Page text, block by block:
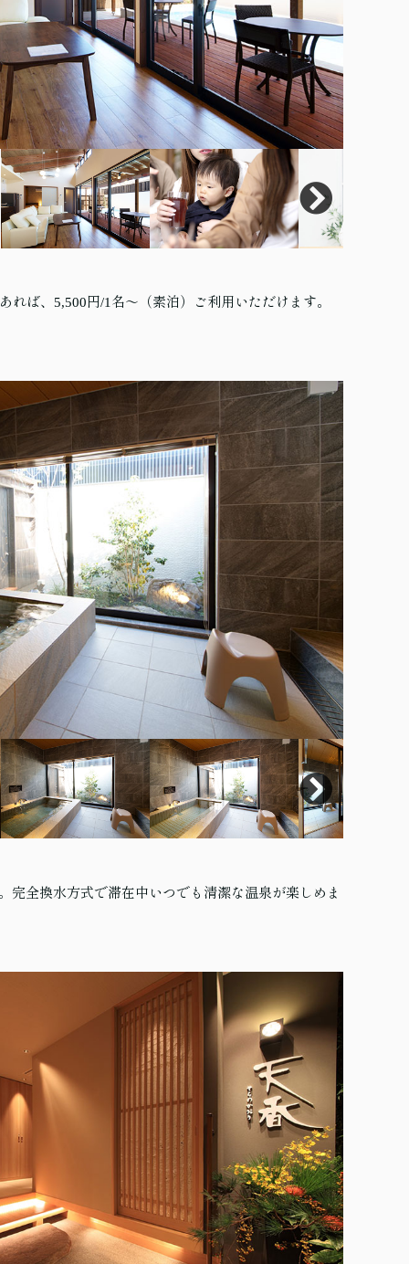
れば、5,500円/1名～（素泊）ご利用いただけます。
完全換水方式で滞在中いつでも清潔な温泉が楽しめま